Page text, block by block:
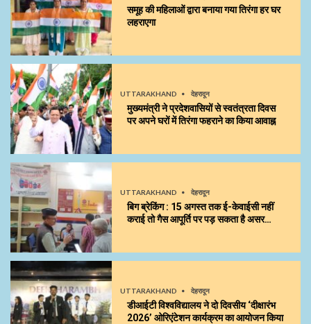
समूह की महिलाओं द्वारा बनाया गया तिरंगा हर घर
लहराएगा
UTTARAKHAND देहरादून
मुख्यमंत्री ने प्रदेशवासियों से स्वतंत्रता दिवस
पर अपने घरों में तिरंगा फहराने का किया आवाह्न
UTTARAKHAND देहरादून
बिग ब्रेकिंग : 15 अगस्त तक ई-केवाईसी नहीं
कराई तो गैस आपूर्ति पर पड़ सकता है असर…
UTTARAKHAND देहरादून
डीआईटी विश्वविद्यालय ने दो दिवसीय ‘दीक्षारंभ
2026’ ओरिएंटेशन कार्यक्रम का आयोजन किया